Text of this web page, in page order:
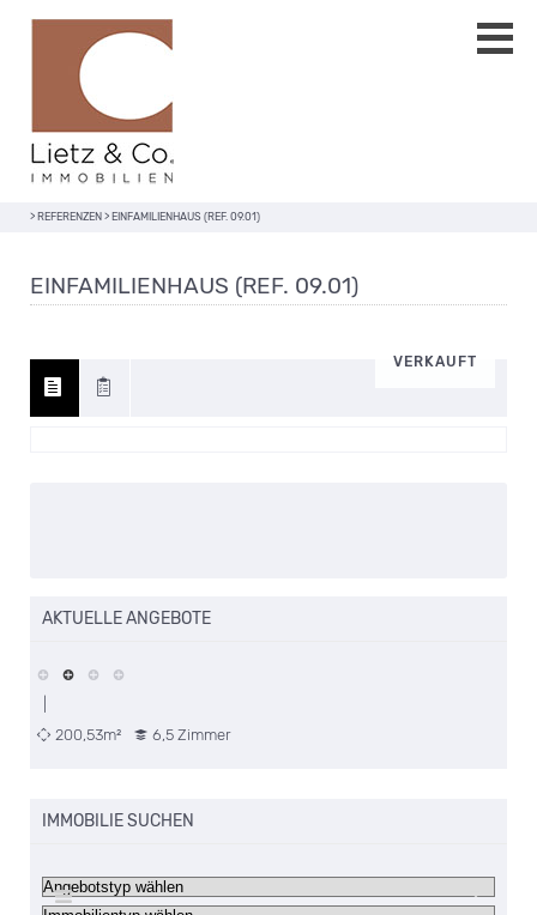
> REFERENZEN > EINFAMILIENHAUS (REF. 09.01)
EINFAMILIENHAUS (REF. 09.01)
VERKAUFT
AKTUELLE ANGEBOTE
200,53m²
6,5 Zimmer
IMMOBILIE SUCHEN